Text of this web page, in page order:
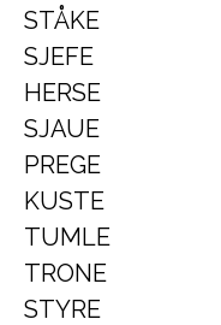
STÅKE
SJEFE
HERSE
SJAUE
PREGE
KUSTE
TUMLE
TRONE
STYRE